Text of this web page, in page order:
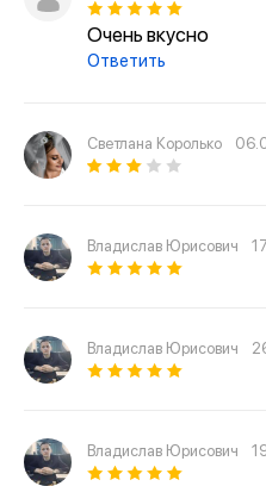
Очень вкусно
Ответить
Светлана Королько
Владислав Юрисович
Владислав Юрисович
Владислав Юрисович